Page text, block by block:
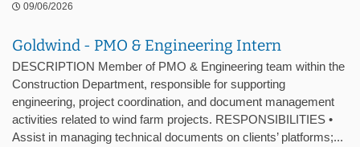
09/06/2026
Goldwind - PMO & Engineering Intern
DESCRIPTION Member of PMO & Engineering team within the
Construction Department, responsible for supporting
engineering, project coordination, and document management
activities related to wind farm projects. RESPONSIBILITIES •
Assist in managing technical documents on clients’ platforms;...